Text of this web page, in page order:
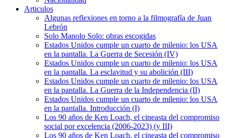
Articulos
Algunas reflexiones en torno a la filmografía de Juan
Lebrón
Solo Manolo Solo: obras escogidas
Estados Unidos cumple un cuarto de milenio: los USA
en la pantalla. La Guerra de Secesión (IV)
Estados Unidos cumple un cuarto de milenio: los USA
en la pantalla. La esclavitud y su abolición (III)
Estados Unidos cumple un cuarto de milenio: los USA
en la pantalla. La Guerra de la Independencia (II)
Estados Unidos cumple un cuarto de milenio: los USA
en la pantalla. Introducción (I)
Los 90 años de Ken Loach, el cineasta del compromiso
social por excelencia (2006-2023) (y III)
Los 90 años de Ken Loach, el cineasta del compromiso